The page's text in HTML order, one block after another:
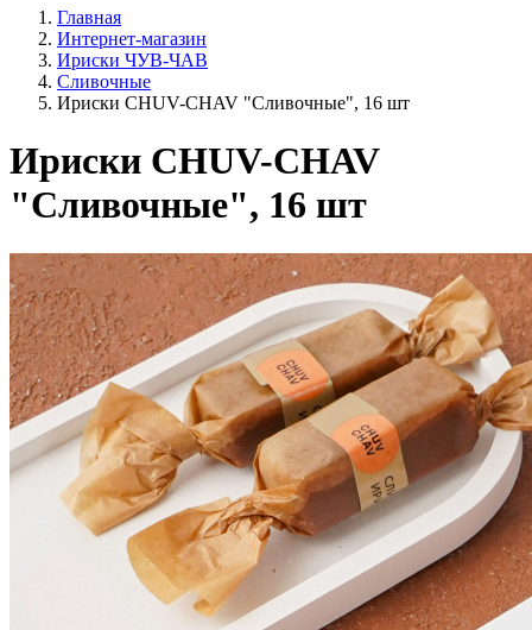
Главная
Интернет-магазин
Ириски ЧУВ-ЧАВ
Сливочные
Ириски CHUV-CHAV "Сливочные", 16 шт
Ириски CHUV-CHAV
"Сливочные", 16 шт